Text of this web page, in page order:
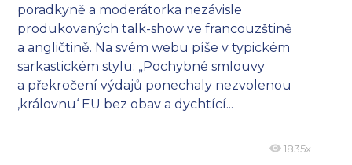
poradkyně a moderátorka nezávisle
produkovaných talk-show ve francouzštině
a angličtině. Na svém webu píše v typickém
sarkastickém stylu: „Pochybné smlouvy
a překročení výdajů ponechaly nezvolenou
‚královnu‘ EU bez obav a dychtící...
1835x